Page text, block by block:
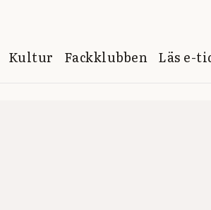
Kultur Fackklubben Läs e-